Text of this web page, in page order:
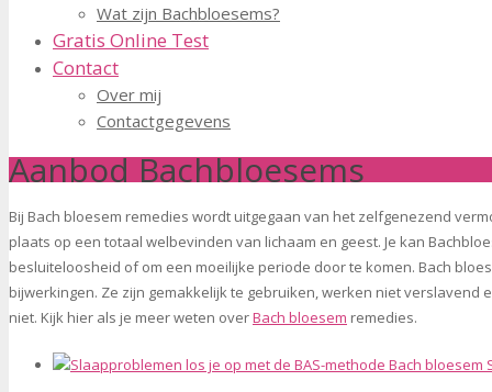
Wat zijn Bachbloesems?
Gratis Online Test
Contact
Over mij
Contactgegevens
Aanbod Bachbloesems
Bij Bach bloesem remedies wordt uitgegaan van het zelfgenezend
plaats op een totaal welbevinden van lichaam en geest. Je kan
besluiteloosheid of om een moeilijke periode door te komen. Bach
bijwerkingen. Ze zijn gemakkelijk te gebruiken, werken niet
niet. Kijk hier als je meer weten overBach bloesem remedies.